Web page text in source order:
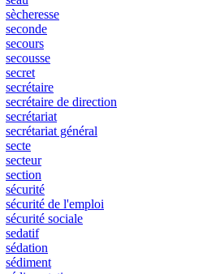
sècheresse
seconde
secours
secousse
secret
secrétaire
secrétaire de direction
secrétariat
secrétariat général
secte
secteur
section
sécurité
sécurité de l'emploi
sécurité sociale
sedatif
sédation
sédiment